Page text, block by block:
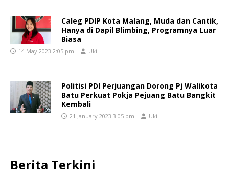
Caleg PDIP Kota Malang, Muda dan Cantik,
Hanya di Dapil Blimbing, Programnya Luar
Biasa
14 May 2023 2:05 pm Uki
Politisi PDI Perjuangan Dorong Pj Walikota
Batu Perkuat Pokja Pejuang Batu Bangkit
Kembali
21 January 2023 3:05 pm Uki
Berita Terkini